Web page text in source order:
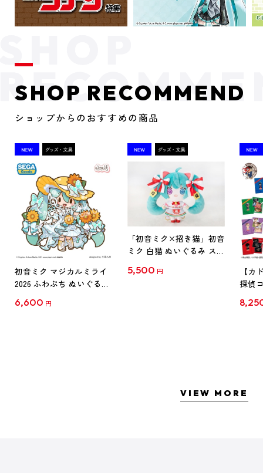
SHOP RECOMMEND
ショップからのおすすめの商品
初音ミク マジカルミライ
2026 ふわぷち ぬいぐるみ
6,600 円
「初音ミク×招き猫」初音
ミク 白猫 ぬいぐるみ スタ
5,500 円
【カ
探偵
クリ
VIEW MORE